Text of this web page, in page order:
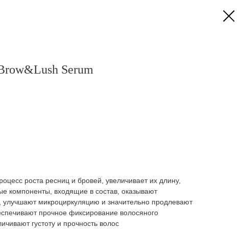
Serum
роста ресниц и бровей, увеличивает их длину,
компоненты, входящие в состав, оказывают
улучшают микроциркуляцию и значительно продлевают
прочное фиксирование волосяного
густоту и прочность волос